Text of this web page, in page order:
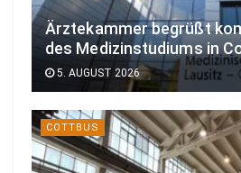
Ärztekammer begrüßt
des Medizinstudiums in
5. AUGUST 2026
COTTBUS